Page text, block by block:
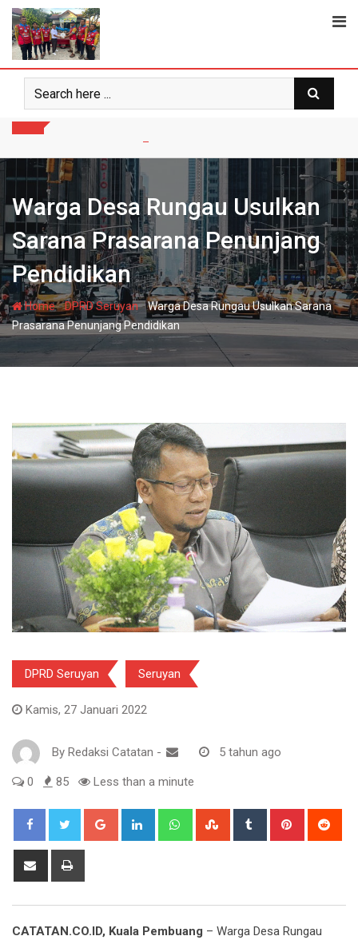
Skip
content
Warga Desa Rungau Usulkan
Sarana Prasarana Penunjang
Pendidikan
Home-DPRD Seruyan-Warga Desa Rungau Usulkan Sarana
Prasarana Penunjang Pendidikan
DPRD Seruyan Seruyan
Kamis, 27 Januari 2022
By Redaksi Catatan - 5 tahun ago
0 85 Less than a minute
Google+ LinkedIn WhatsappStumbleUpon
Tumblr Pinterest
Share
CATATAN.CO.ID, Kuala Pembuang – Warga Desa Rungau